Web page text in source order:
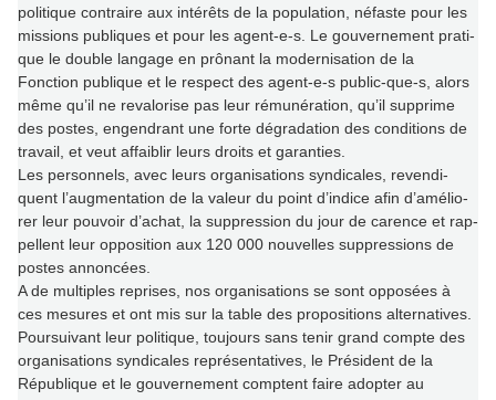
poli­ti­que contraire aux inté­rêts de la popu­la­tion, néfaste pour les
mis­sions publi­ques et pour les agent-e-s. Le gou­ver­ne­ment pra­ti­
que le double lan­gage en prô­nant la moder­ni­sa­tion de la
Fonction publi­que et le res­pect des agent-e-s public-que-s, alors
même qu’il ne reva­lo­rise pas leur rému­né­ra­tion, qu’il sup­prime
des postes, engen­drant une forte dégra­da­tion des condi­tions de
tra­vail, et veut affai­blir leurs droits et garan­ties.
Les per­son­nels, avec leurs orga­ni­sa­tions syn­di­ca­les, reven­di­
quent l’aug­men­ta­tion de la valeur du point d’indice afin d’amé­lio­
rer leur pou­voir d’achat, la sup­pres­sion du jour de carence et rap­
pel­lent leur oppo­si­tion aux 120 000 nou­vel­les sup­pres­sions de
postes annon­cées.
A de mul­ti­ples repri­ses, nos orga­ni­sa­tions se sont oppo­sées à
ces mesu­res et ont mis sur la table des pro­po­si­tions alter­na­ti­ves.
Poursuivant leur poli­ti­que, tou­jours sans tenir grand compte des
orga­ni­sa­tions syn­di­ca­les repré­sen­ta­ti­ves, le Président de la
République et le gou­ver­ne­ment comp­tent faire adop­ter au